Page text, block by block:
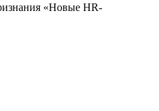
«Новые HR-